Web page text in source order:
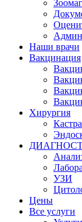
Наши врачи
Вакцинация
Хирургия
УЗИ
Цены
Все услуги